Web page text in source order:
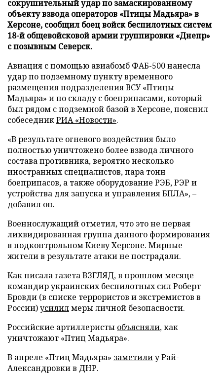
сокрушительный удар по замаскированному
объекту взвода операторов «Птицы Мадьяра» в
Херсоне, сообщил боец войск беспилотных систем
18-й общевойсковой армии группировки «Днепр»
с позывным Северск.
Авиация с помощью авиабомб ФАБ-500 нанесла
удар по подземному пункту временного
размещения подразделения ВСУ «Птицы
Мадьяра» и по складу с боеприпасами, который
был рядом с подземной базой в Херсоне, пояснил
собеседникРИА «Новости».
«В результате огневого воздействия было
полностью уничтожено более взвода личного
состава противника, вероятно несколько
иностранных специалистов, пара тонн
боеприпасов, а также оборудование РЭБ, РЭР и
устройства для запуска и управления БПЛА», –
добавил он.
Военнослужащий отметил, что это не первая
ликвидированная группа данного формирования
в подконтрольном Киеву Херсоне. Мирные
жители в результате атаки не пострадали.
Как писала газета ВЗГЛЯД, в прошлом месяце
командир украинских беспилотных сил Роберт
Бровди (в списке террористов и экстремистов в
России)усилилмеры личной безопасности.
Российские артиллеристы объясняли, как
уничтожают «Птиц Мадьяра».
В апреле «Птиц Мадьяра» заметилиу Рай-
Александровки в ДНР.